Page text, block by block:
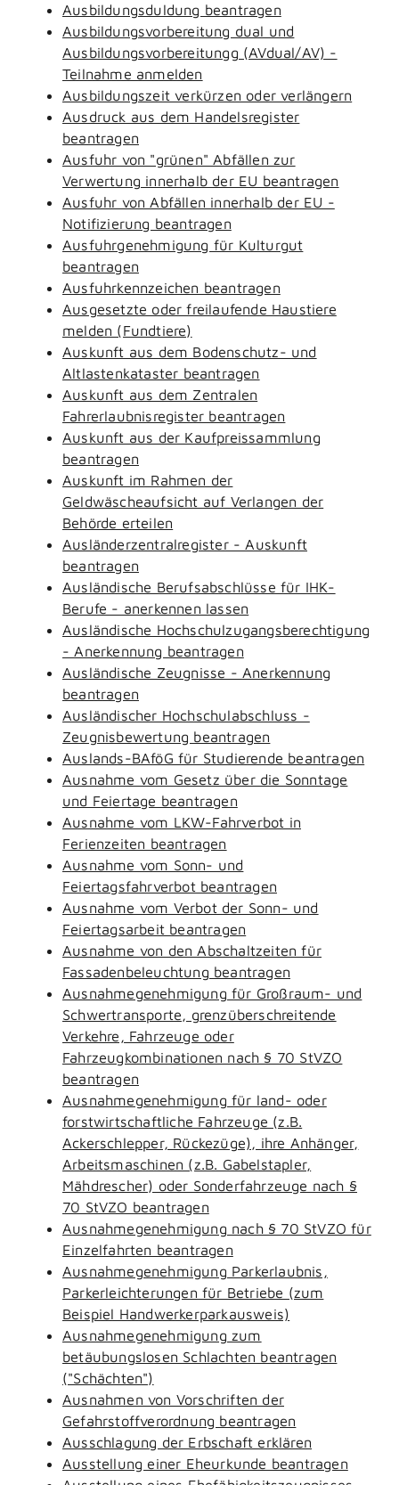
Ausbildungsduldung beantragen
Ausbildungsvorbereitung dual und
Ausbildungsvorbereitungg (AVdual/AV) -
Teilnahme anmelden
Ausbildungszeit verkürzen oder verlängern
Ausdruck aus dem Handelsregister
beantragen
Ausfuhr von "grünen" Abfällen zur
Verwertung innerhalb der EU beantragen
Ausfuhr von Abfällen innerhalb der EU -
Notifizierung beantragen
Ausfuhrgenehmigung für Kulturgut
beantragen
Ausfuhrkennzeichen beantragen
Ausgesetzte oder freilaufende Haustiere
melden (Fundtiere)
Auskunft aus dem Bodenschutz- und
Altlastenkataster beantragen
Auskunft aus dem Zentralen
Fahrerlaubnisregister beantragen
Auskunft aus der Kaufpreissammlung
beantragen
Auskunft im Rahmen der
Geldwäscheaufsicht auf Verlangen der
Behörde erteilen
Ausländerzentralregister - Auskunft
beantragen
Ausländische Berufsabschlüsse für IHK-
Berufe - anerkennen lassen
Ausländische Hochschulzugangsberechtigung
- Anerkennung beantragen
Ausländische Zeugnisse - Anerkennung
beantragen
Ausländischer Hochschulabschluss -
Zeugnisbewertung beantragen
Auslands-BAföG für Studierende beantragen
Ausnahme vom Gesetz über die Sonntage
und Feiertage beantragen
Ausnahme vom LKW-Fahrverbot in
Ferienzeiten beantragen
Ausnahme vom Sonn- und
Feiertagsfahrverbot beantragen
Ausnahme vom Verbot der Sonn- und
Feiertagsarbeit beantragen
Ausnahme von den Abschaltzeiten für
Fassadenbeleuchtung beantragen
Ausnahmegenehmigung für Großraum- und
Schwertransporte, grenzüberschreitende
Verkehre, Fahrzeuge oder
Fahrzeugkombinationen nach § 70 StVZO
beantragen
Ausnahmegenehmigung für land- oder
forstwirtschaftliche Fahrzeuge (z.B.
Ackerschlepper, Rückezüge), ihre Anhänger,
Arbeitsmaschinen (z.B. Gabelstapler,
Mähdrescher) oder Sonderfahrzeuge nach §
70 StVZO beantragen
Ausnahmegenehmigung nach § 70 StVZO für
Einzelfahrten beantragen
Ausnahmegenehmigung Parkerlaubnis,
Parkerleichterungen für Betriebe (zum
Beispiel Handwerkerparkausweis)
Ausnahmegenehmigung zum
betäubungslosen Schlachten beantragen
("Schächten")
Ausnahmen von Vorschriften der
Gefahrstoffverordnung beantragen
Ausschlagung der Erbschaft erklären
Ausstellung einer Eheurkunde beantragen